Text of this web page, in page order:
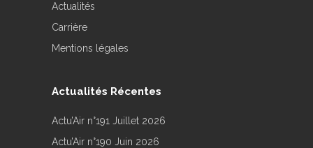
Actualités
Carrière
Mentions légales
Actualités Récentes
Actu’Air n°191 Juillet 2026
Actu’Air n°190 Juin 2026